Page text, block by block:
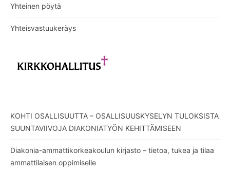
Yhteinen pöytä
Yhteisvastuukeräys
KOHTI OSALLISUUTTA – OSALLISUUSKYSELYN TULOKSISTA
SUUNTAVIIVOJA DIAKONIATYÖN KEHITTÄMISEEN
Diakonia-ammattikorkeakoulun kirjasto – tietoa, tukea ja tilaa
ammattilaisen oppimiselle